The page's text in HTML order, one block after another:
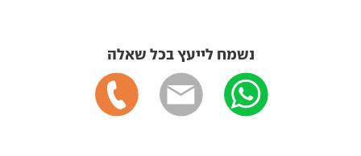
נשמח לייעץ בכל שאלה